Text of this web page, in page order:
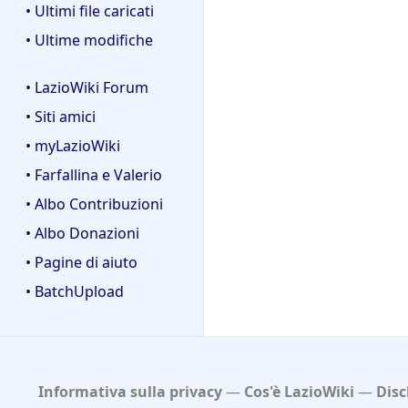
• Ultimi file caricati
• Ultime modifiche
• LazioWiki Forum
• Siti amici
• myLazioWiki
• Farfallina e Valerio
• Albo Contribuzioni
• Albo Donazioni
• Pagine di aiuto
• BatchUpload
Informativa sulla privacy Cos'è LazioWiki